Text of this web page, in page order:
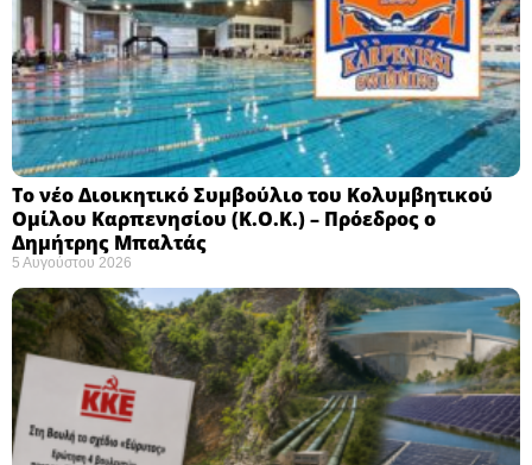
Το νέο Διοικητικό Συμβούλιο του Κολυμβητικού
Ομίλου Καρπενησίου (Κ.Ο.Κ.) – Πρόεδρος ο
Δημήτρης Μπαλτάς
5 Αυγούστου 2026